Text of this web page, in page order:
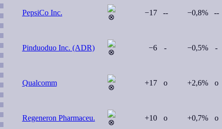
PepsiCo Inc. −17 -- −0,8% --
Pinduoduo Inc. (ADR) −6 - −0,5% -
Qualcomm +17 o +2,6% o
Regeneron Pharmaceu. +10 o +0,7% o